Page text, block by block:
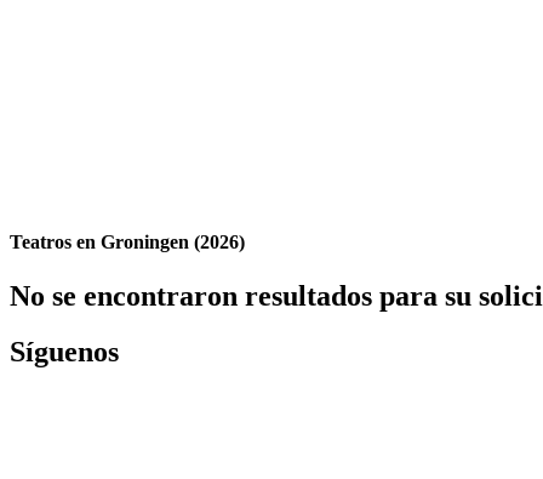
Teatros en Groningen (2026)
No se encontraron resultados para su
Síguenos